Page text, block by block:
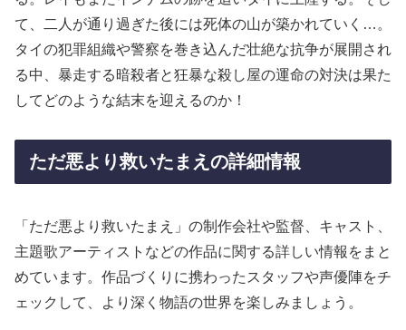
て、二人が通り過ぎた後には死体の山が築かれていく…。
タイの犯罪組織や警察を巻き込んだ壮絶な抗争が展開され
る中、暴走する暗殺者と狂暴な殺し屋の運命の対決は果た
してどのような結末を迎えるのか！
ただ悪より救いたまえの詳細情報
「ただ悪より救いたまえ」の制作会社や監督、キャスト、
主題歌アーティストなどの作品に関する詳しい情報をまと
めています。作品づくりに携わったスタッフや声優陣をチ
ェックして、より深く物語の世界を楽しみましょう。